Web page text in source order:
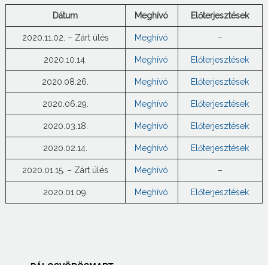
Dátum Meghívó Előterjesztések
2020.11.02. – Zárt ülés Meghívó –
2020.10.14. Meghívó Előterjesztések
2020.08.26. Meghívó Előterjesztések
2020.06.29. Meghívó Előterjesztések
2020.03.18. Meghívó Előterjesztések
2020.02.14. Meghívó Előterjesztések
2020.01.15. – Zárt ülés Meghívó –
2020.01.09. Meghívó Előterjesztések